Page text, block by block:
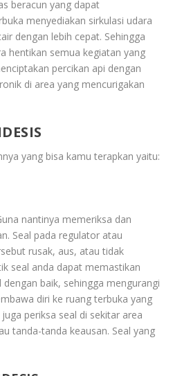
beracun yang dapat
menyediakan sirkulasi udara
dengan lebih cepat. Sehingga
hentikan semua kegiatan yang
percikan api dengan
di area yang mencurigakan
yang bisa kamu terapkan yaitu:
nantinya memeriksa dan
Seal pada regulator atau
rusak, aus, atau tidak
seal anda dapat memastikan
baik, sehingga mengurangi
diri ke ruang terbuka yang
periksa seal di sekitar area
tanda-tanda keausan. Seal yang